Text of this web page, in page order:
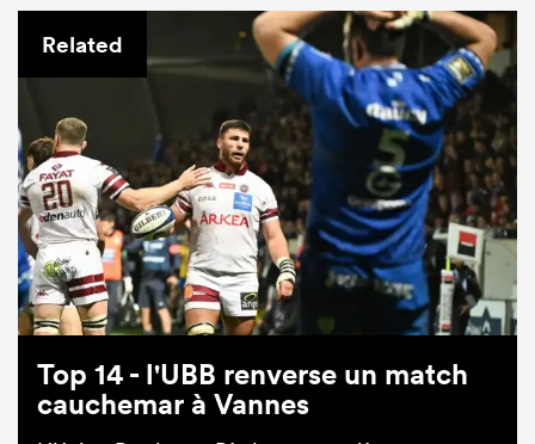
Related
Top 14 - l'UBB renverse un match
cauchemar à Vannes